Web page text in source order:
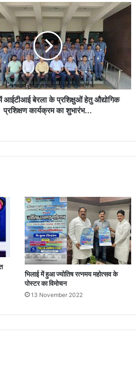
बीएमडीसी, सेक्टर-7 में ‘मिशन लक्ष्मी’ के तहत
स्वास्थ्य परीक्षण शिविर का आयोजन…
नेहरू आर्ट गैलरी में छायाकार हिमांशु वर्मा की एकल
छायाचित्र प्रदर्शनी का शुभारंभ 6 अगस्त को…
आईटीआई बेरला के प्रशिक्षुओं हेतु औद्योगिक
प्रशिक्षण कार्यक्रम का शुभारंभ...
भिलाई में हुआ ज्योतिष रत्नमय महोत्सव के
पोस्टर का विमोचन
13 November 2022